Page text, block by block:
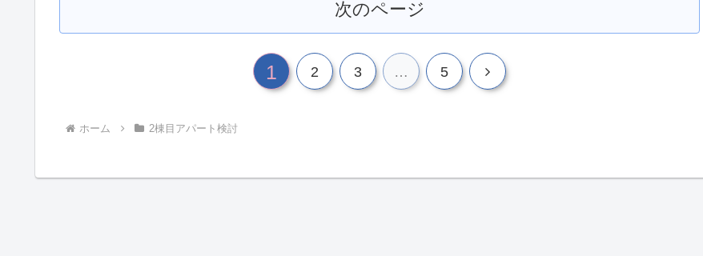
次のページ
1 2 3 … 5 次
ホーム 2棟目アパート検討